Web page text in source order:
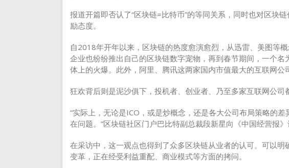
报道开篇即否认了“区块链=比特币”的等同关系，同时也对区块
励态度。
自2018年开年以来，区块链的热度愈演愈烈，从迅雷 、美图等
企业也纷纷推出自己的区块链数字宠物，再到春节期间，一个名
体上的火爆。此外， 阿里 腾讯这两家国内市值最大的互联网公
狂欢背后则是泥沙俱下，投机者、创业者、乃至多家互联网公司
“实际上，无论是ICO，或是炒概念，还是各大公司布局策略的
在问题。”区块链社区门户巴比特副总裁段新星向《中国经营报》
在采访中，这一观点也得到了众多区块链从业者的认可。可以
变革，正在经受利益重配、商业模式等方面的拷问。